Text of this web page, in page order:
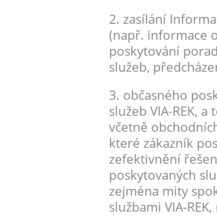
2. zasílání
(např. informace
poskytování
služeb,
3. občasného
služeb VIA-REK,
včetně
které zákazník
zefektivnění
poskytovaných
zejména mity
službami VIA-